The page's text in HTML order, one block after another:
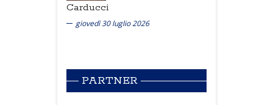
Carducci
giovedì 30 luglio 2026
PARTNER